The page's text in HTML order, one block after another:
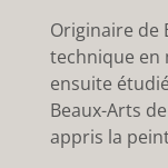
Originaire de
technique en
ensuite
Beaux-Arts
appris la